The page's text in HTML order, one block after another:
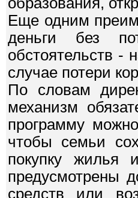
Еще одним
деньги без
обстоятельств -
случае потери
По словам
механизм
программу
чтобы семьи
покупку жилья
предусмотрены
средств или